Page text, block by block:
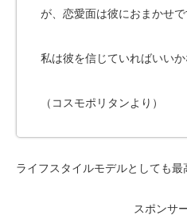
が、恋愛面は彼におまかせで
私は彼を信じていればいいか
（コスモポリタンより）
ライフスタイルモデルとしても最
スポンサ